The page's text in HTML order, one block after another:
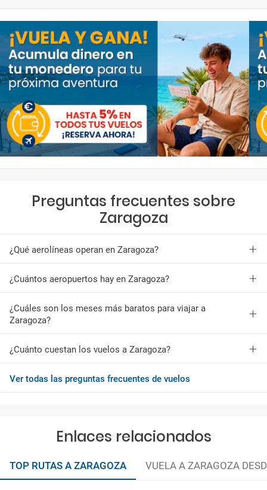
Preguntas frecuentes sobre
Zaragoza
¿Qué aerolíneas operan en Zaragoza?
¿Cuántos aeropuertos hay en Zaragoza?
¿Cuáles son los meses más baratos para viajar a
Zaragoza?
¿Cuánto cuestan los vuelos a Zaragoza?
Ver todas las preguntas frecuentes de vuelos
Enlaces relacionados
TOP RUTAS A ZARAGOZA VUELA A ZARAGOZA